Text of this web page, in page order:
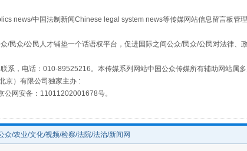
5年
news/中国法制新闻Chinese legal system news等传媒网站信息留言板管
民众/公民人才铺垫一个话语权平台，促进国际之间公众/民众/公民对法律、政
系，电话：010-89525216。本传媒系列网站中国公众传媒所有辅助网站属
京）有限公司独家主办 :
网安备：11011202001678号。
众/农业/文化/视频/检察/法院/法治/新闻网